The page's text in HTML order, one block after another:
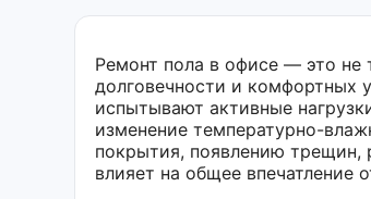
Ремонт пола в офисе — это не
долговечности и комфортных
испытывают активные
изменение температурно-
покрытия, появлению трещин,
влияет на общее впечатление